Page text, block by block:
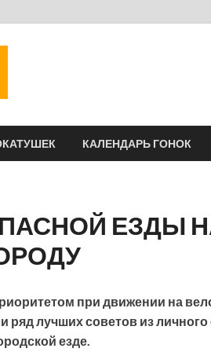
КАЛЕНДАРЬ ГОНОК
ЕЗДЫ
при движении на
лучших советов из
езде.